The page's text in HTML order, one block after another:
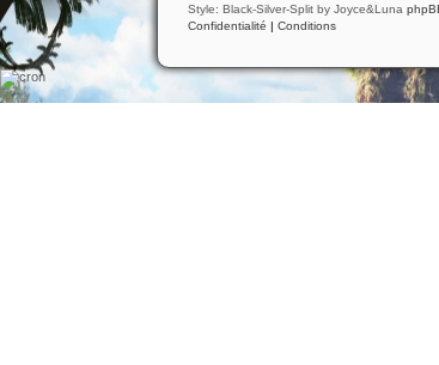
Style: Black-Silver-Split by Joyce&Luna
Confidentialité | Conditions